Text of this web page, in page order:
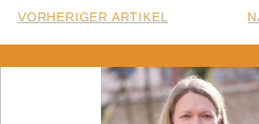
VORHERIGER ARTIKEL